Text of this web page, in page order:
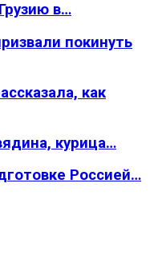
в…
покинуть
как
курица…
Россией…